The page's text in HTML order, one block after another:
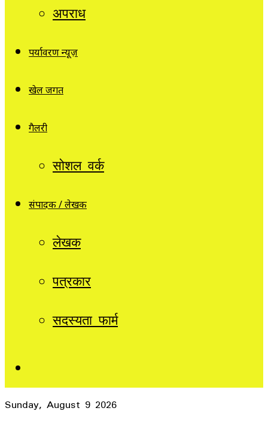
अपराध
पर्यावरण न्यूज़
खेल जगत
गैलरी
सोशल वर्क
संपादक / लेखक
लेखक
पत्रकार
सदस्यता फार्म
Sunday, August 9 2026